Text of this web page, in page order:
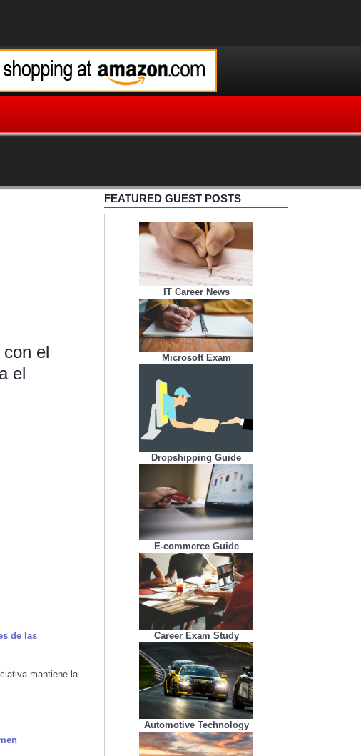
el
el
de las
mantiene la
FEATURED GUEST POSTS
IT Career News
Microsoft Exam
Dropshipping Guide
E-commerce Guide
Career Exam Study
Automotive Technology